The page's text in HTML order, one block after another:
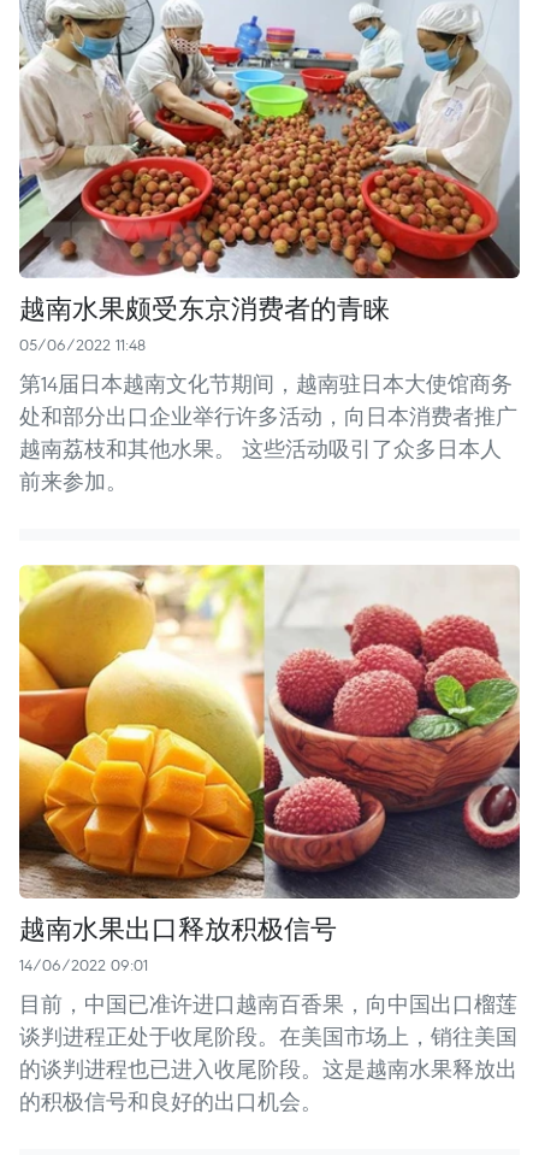
越南水果颇受东京消费者的青睐
05/06/2022 11:48
第14届日本越南文化节期间，越南驻日本大使馆商务
处和部分出口企业举行许多活动，向日本消费者推广
越南荔枝和其他水果。 这些活动吸引了众多日本人
前来参加。
越南水果出口释放积极信号
14/06/2022 09:01
目前，中国已准许进口越南百香果，向中国出口榴莲
谈判进程正处于收尾阶段。在美国市场上，销往美国
的谈判进程也已进入收尾阶段。这是越南水果释放出
的积极信号和良好的出口机会。